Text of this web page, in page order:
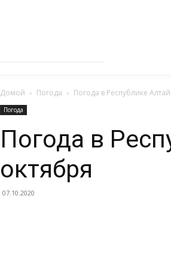
Домой Погода Погода в Республике
Погода
Погода в
октября
07.10.2020